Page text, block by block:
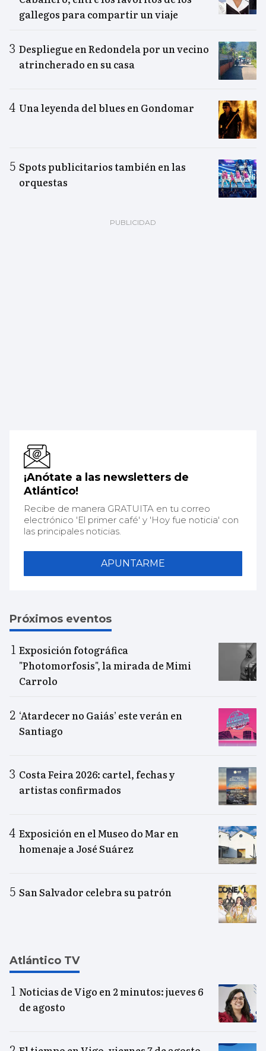
gallegos para compartir un viaje
Despliegue en Redondela por un vecino
atrincherado en su casa
Una leyenda del blues en Gondomar
Spots publicitarios también en las
orquestas
¡Anótate a las newsletters de
Atlántico!
Recibe de manera GRATUITA en tu correo
electrónico 'El primer café' y 'Hoy fue noticia' con
las principales noticias.
APUNTARME
Próximos eventos
Exposición fotográfica
"Photomorfosis", la mirada de Mimi
Carrolo
‘Atardecer no Gaiás’ este verán en
Santiago
Costa Feira 2026: cartel, fechas y
artistas confirmados
Exposición en el Museo do Mar en
homenaje a José Suárez
San Salvador celebra su patrón
Atlántico TV
Noticias de Vigo en 2 minutos: jueves 6
de agosto